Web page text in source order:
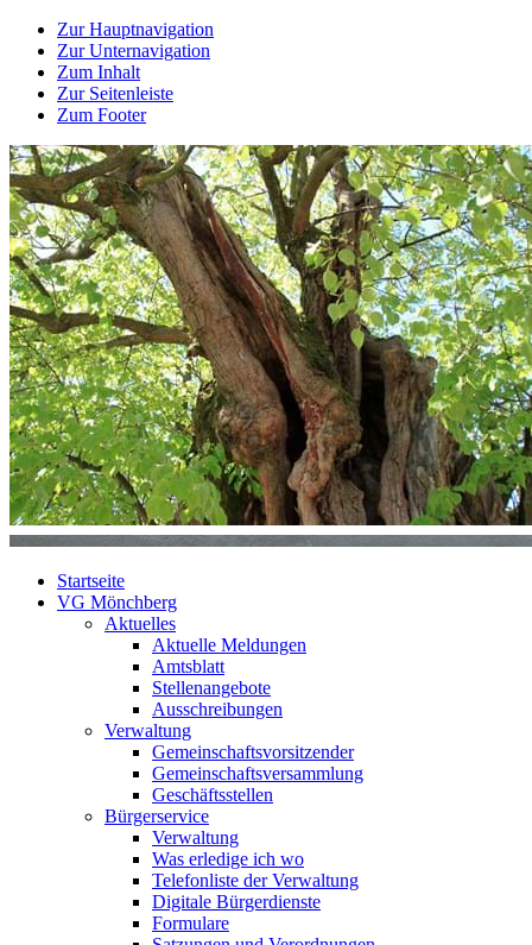
Zur Hauptnavigation
Zur Unternavigation
Zum Inhalt
Zur Seitenleiste
Zum Footer
Startseite
VG Mönchberg
Aktuelles
Aktuelle Meldungen
Amtsblatt
Stellenangebote
Ausschreibungen
Verwaltung
Gemeinschaftsvorsitzender
Gemeinschaftsversammlung
Geschäftsstellen
Bürgerservice
Verwaltung
Was erledige ich wo
Telefonliste der Verwaltung
Digitale Bürgerdienste
Formulare